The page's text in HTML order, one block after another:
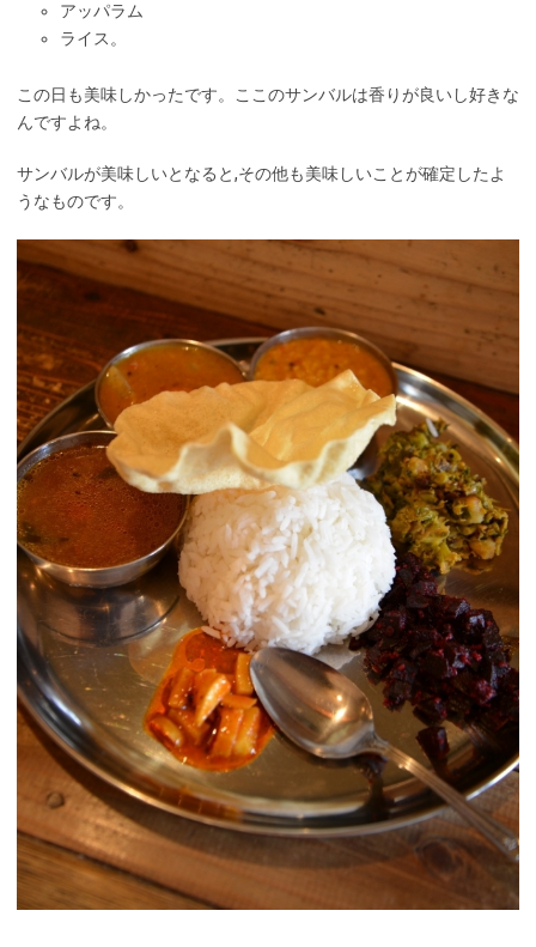
アッパラム
ライス。
この日も美味しかったです。ここのサンバルは香りが良いし好きな
んですよね。
サンバルが美味しいとなると,その他も美味しいことが確定したよ
うなものです。